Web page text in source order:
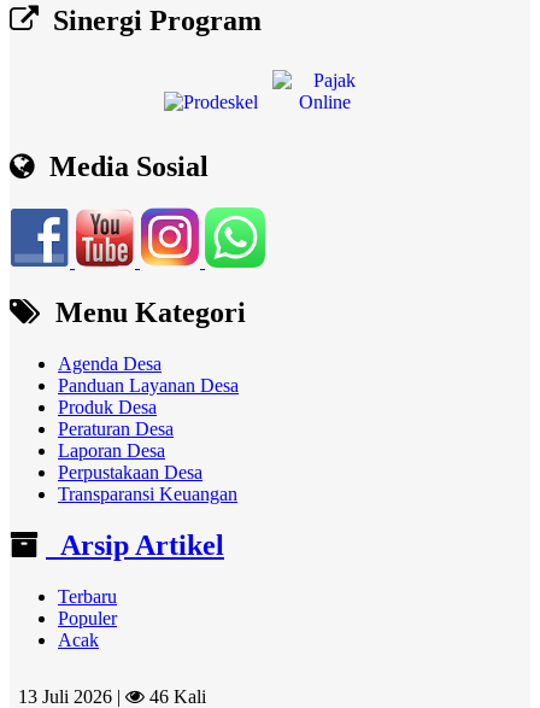
Sinergi Program
Media Sosial
Menu Kategori
Agenda Desa
Panduan Layanan Desa
Produk Desa
Peraturan Desa
Laporan Desa
Perpustakaan Desa
Transparansi Keuangan
Arsip Artikel
Terbaru
Populer
Acak
13 Juli 2026 | 46 Kali